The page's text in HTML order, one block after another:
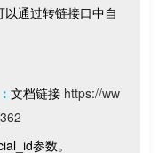
通过转链接口中自
： 文档链接 https://ww
参数。